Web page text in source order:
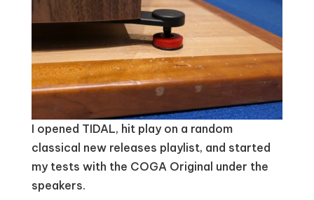
I opened TIDAL, hit play on a random
classical new releases playlist, and started
my tests with the COGA Original under the
speakers.